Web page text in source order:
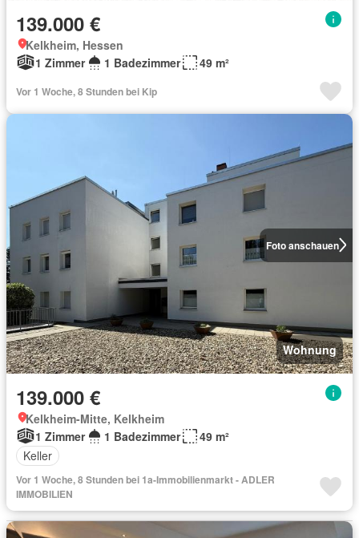
139.000 €
Kelkheim, Hessen
1 Zimmer
1 Badezimmer 49 m²
Vor 1 Woche, 8 Stunden bei Kip
Foto anschauen
Wohnung
139.000 €
Kelkheim-Mitte, Kelkheim
1 Zimmer
1 Badezimmer
49 m²
Keller
Vor 1 Woche, 8 Stunden bei 1a-Immobilienmarkt - ADLER
IMMOBILIEN